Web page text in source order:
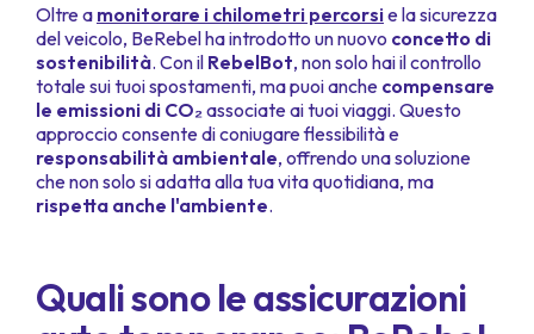
Oltre a monitorare i chilometri percorsie la sicurezza
del veicolo, BeRebel ha introdotto un nuovo concetto di
sostenibilità. Con il RebelBot, non solo hai il controllo
totale sui tuoi spostamenti, ma puoi anche compensare
le emissioni di CO₂ associate ai tuoi viaggi. Questo
approccio consente di coniugare flessibilità e
responsabilità ambientale, offrendo una soluzione
che non solo si adatta alla tua vita quotidiana, ma
rispetta anche l'ambiente.
Quali sono le assicurazioni